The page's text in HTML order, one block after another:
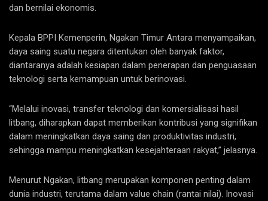
dan bernilai ekonomis.
Kepala BPPI Kemenperin, Ngakan Timur Antara menyampaikan,
daya saing suatu negara ditentukan oleh banyak faktor,
diantaranya adalah kesiapan dalam penerapan dan penguasaan
teknologi serta kemampuan untuk berinovasi.
“Melalui inovasi, transfer teknologi dan komersialisasi hasil
litbang, diharapkan dapat memberikan kontribusi yang signifikan
dalam meningkatkan daya saing dan produktivitas industri,
sehingga mampu meningkatkan kesejahteraan rakyat,” jelasnya.
Menurut Ngakan, litbang merupakan komponen penting dalam
dunia industri, terutama dalam value chain (rantai nilai). Inovasi